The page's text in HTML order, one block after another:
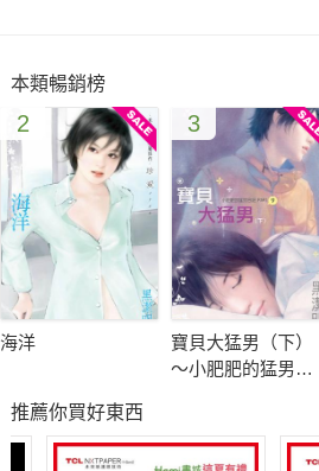
本類暢銷榜
2
海洋
3
寶貝大猛男（下）
～小肥肥的猛男日
推薦你買好東西